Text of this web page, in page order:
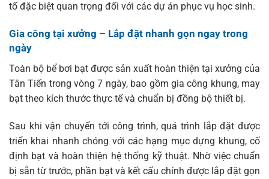
tố đặc biệt quan trọng đối với các dự án phục vụ học sinh.
Gia công tại xưởng – Lắp đặt nhanh gọn ngay trong
ngày
Toàn bộ bể bơi bạt được sản xuất hoàn thiện tại xưởng của
Tân Tiến trong vòng 7 ngày, bao gồm gia công khung, may
bạt theo kích thước thực tế và chuẩn bị đồng bộ thiết bị.
Sau khi vận chuyển tới công trình, quá trình lắp đặt được
triển khai nhanh chóng với các hạng mục dựng khung, cố
định bạt và hoàn thiện hệ thống kỹ thuật. Nhờ việc chuẩn
bị sẵn từ trước, phần bạt và kết cấu chính được lắp đặt gọn